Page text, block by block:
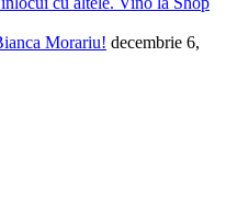
Morariu! decembrie 6,